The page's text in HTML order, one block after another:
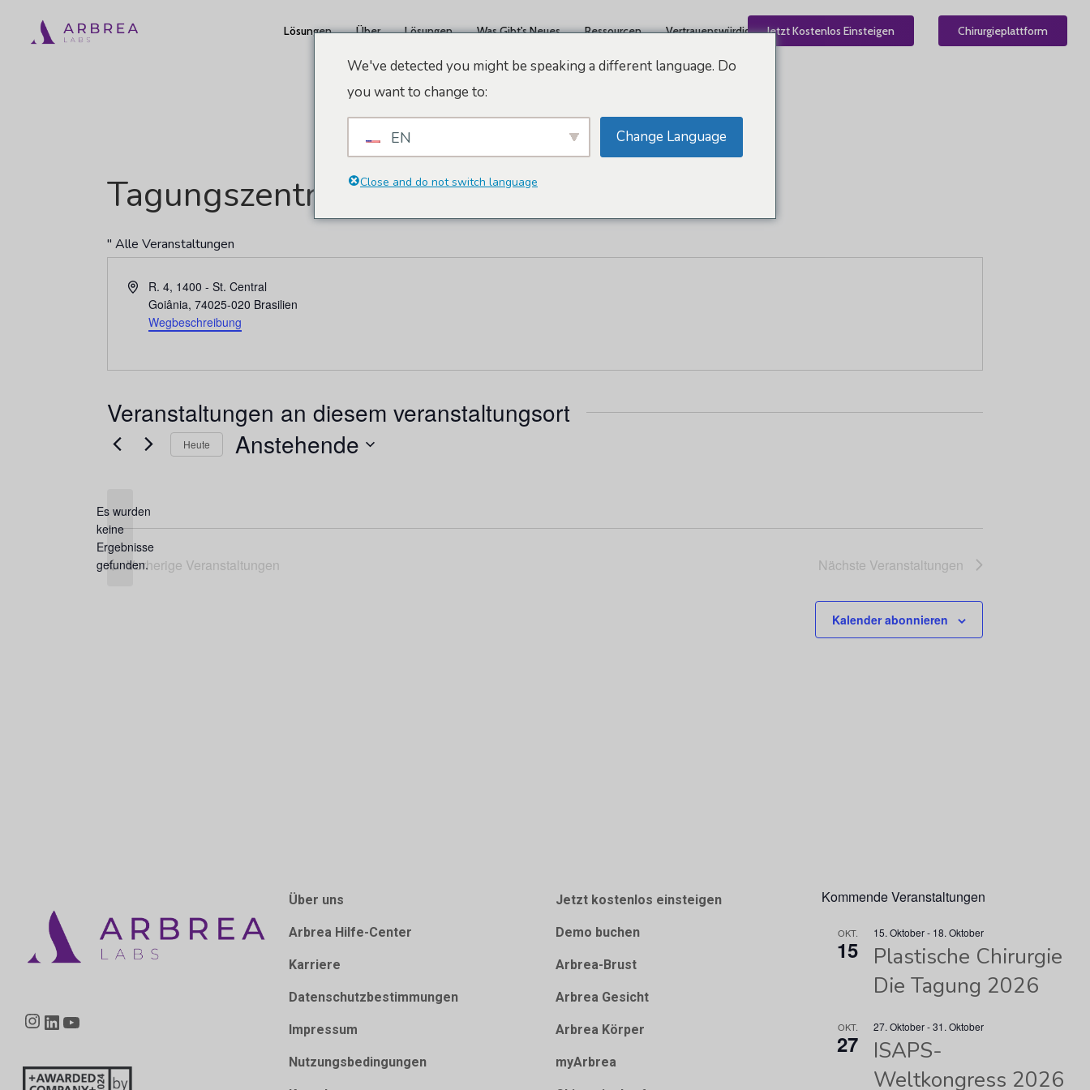
Hauptinhalt
Lösungen Über Lösungen Was Gibt's Neues Ressourcen Vertrauenswürdig DE
Jetzt Kostenlos Einsteigen Chirurgieplattform
Tagungszentrum Goiânia
" Alle Veranstaltungen
AdresseR. 4, 1400 - St. Central
Goiânia, 74025-020 Brasilien
Wegbeschreibung
Veranstaltungen an diesem veranstaltungsort
Hinweis
Es wurden
keine
Ergebnisse
gefunden.
Heute Anstehende
Vorherige Veranstaltungen Nächste Veranstaltungen
Kalender abonnieren
Instagram
LinkedIn
Über uns
Arbrea Hilfe-Center
Karriere
Datenschutzbestimmungen
Impressum
Nutzungsbedingungen
Jetzt kostenlos einsteigen
Demo buchen
Arbrea-Brust
Arbrea Gesicht
Arbrea Körper
myArbrea
Kommende Veranstaltungen
OKT.
15
15. Oktober- 18. Oktober
Plastische Chirurgie
Die Tagung 2026
OKT.
27
27. Oktober-31. Oktober
ISAPS-
Weltkongress 2026
We've detected you might be speaking a different language. Do
you want to change to:
EN Change Language
Close and do not switch language